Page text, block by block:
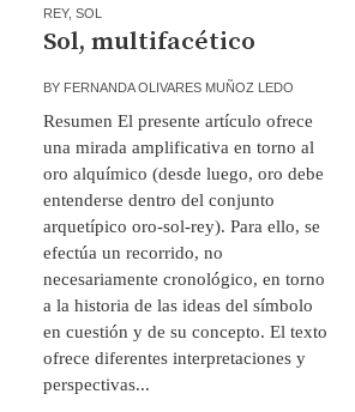
REY,SOL
Sol, multifacético
BY FERNANDA OLIVARES MUÑOZ LEDO
Resumen El presente artículo ofrece
una mirada amplificativa en torno al
oro alquímico (desde luego, oro debe
entenderse dentro del conjunto
arquetípico oro-sol-rey). Para ello, se
efectúa un recorrido, no
necesariamente cronológico, en torno
a la historia de las ideas del símbolo
en cuestión y de su concepto. El texto
ofrece diferentes interpretaciones y
perspectivas...